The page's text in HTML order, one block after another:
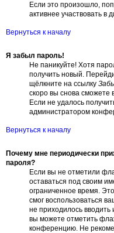
Если это произошло,
активнее участвовать в
Вернуться к началу
Я забыл пароль!
Не паникуйте! Хотя
получить новый.
щёлкните на ссылку
скоро вы снова
Если не удалось
администратором
Вернуться к началу
Почему мне периодически
пароля?
Если вы не отметили
оставаться под своим
ограниченное время.
смог воспользоваться
не приходилось
вы можете отметить
конференцию. Не